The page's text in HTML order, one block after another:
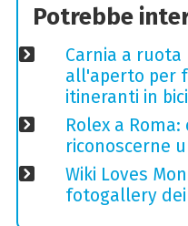
Potrebbe
Carnia a ruota
all'aperto per
itineranti in
Rolex a
riconoscerne
Wiki Loves
fotogallery